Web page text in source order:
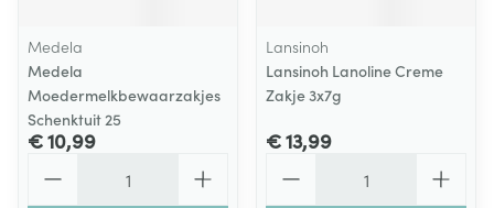
Medela
Medela
Moedermelkbewaarzakjes
Schenktuit 25
€ 10,99
Lansinoh
Lansinoh Lanoline Creme
Zakje 3x7g
€ 13,99